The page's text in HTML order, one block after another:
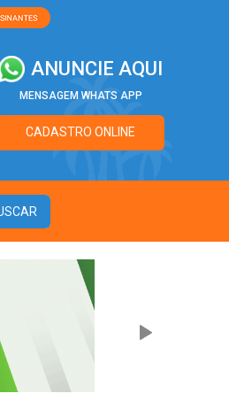
ANUNCIE AQUI
MENSAGEM WHATS APP
CADASTRO ONLINE